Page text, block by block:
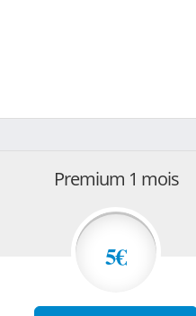
Premium 1 mois
5€